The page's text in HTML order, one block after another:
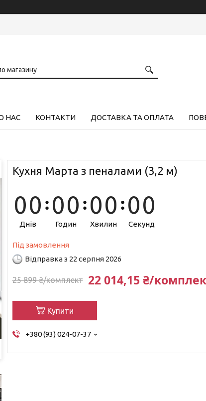
НАС КОНТАКТИ ДОСТАВКА ТА ОПЛАТА
Кухня Марта з пеналами (3,2 м)
00
Днів
00
Годин
00
Хвилин
00
Секунд
Під замовлення
Відправка з 22 серпня 2026
25 899 ₴/комплект 22 014,15 ₴/
Купити
+380 (93) 024-07-37